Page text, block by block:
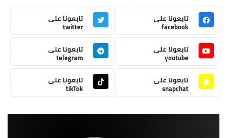
تابعونا على
facebook
تابعونا على
twitter
تابعونا على
youtube
تابعونا على
telegram
تابعونا على
snapchat
تابعونا على
tikTok